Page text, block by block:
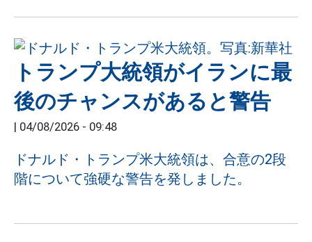
トランプ大統領がイランに最
後のチャンスがあると警告
| 04/08/2026 - 09:48
ドナルド・トランプ米大統領は、合意の2段
階について強硬な警告を発しました。